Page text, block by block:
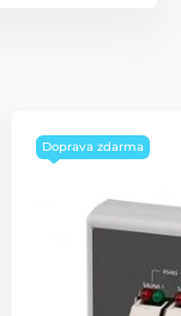
Doprava zdarma